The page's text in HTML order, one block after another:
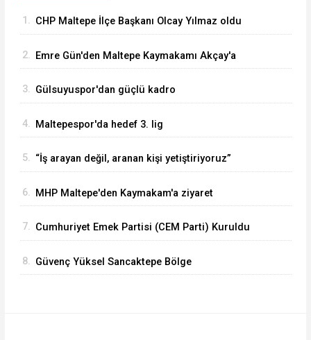
1. CHP Maltepe İlçe Başkanı Olcay Yılmaz oldu
2. Emre Gün'den Maltepe Kaymakamı Akçay'a
3. Gülsuyuspor'dan güçlü kadro
4. Maltepespor'da hedef 3. lig
5. “İş arayan değil, aranan kişi yetiştiriyoruz”
6. MHP Maltepe'den Kaymakam'a ziyaret
7. Cumhuriyet Emek Partisi (CEM Parti) Kuruldu
8. Güvenç Yüksel Sancaktepe Bölge